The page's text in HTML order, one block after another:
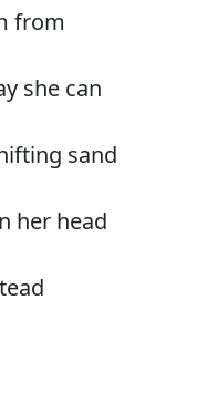
from
she can
sand
her head